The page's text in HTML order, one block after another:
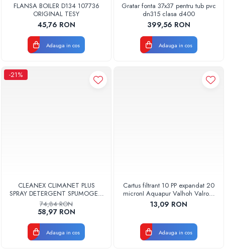
FLANSA BOILER D134 107736
ORIGINAL TESY
45,76 RON
Adauga in cos
Gratar fonta 37x37 pentru tub pvc
dn315 clasa d400
399,56 RON
Adauga in cos
-21%
CLEANEX CLIMANET PLUS
SPRAY DETERGENT SPUMOGEN
PENTRU CURATAREA
APARATELOR DE AER
CONDITIONAT
CLINETPLUS0600
74,84 RON
58,97 RON
Adauga in cos
Cartus filtrant 10 PP expandat 20
micronI Aquapur Valhoh Valrom
AQUA07000110020
13,09 RON
Adauga in cos